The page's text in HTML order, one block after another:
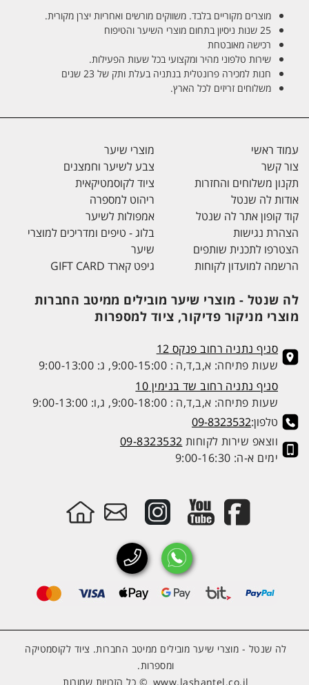
מוצרים מקוריים בלבד. משווקים מורשים ואחריות יצרן מקורית.
25 שנות ניסיון בתחום מוצרי השיער והטיפוח
רכישה מאובטחת
שירות טלפוני מהיר ומקצועי בכל שעות הפעילות.
חנות למכירה פרונטלית בנתניה בעלת ותק של 23 שנים
משלוחים זריזים לכל הארץ.
עמוד ראשי
צור קשר
תקנון משלוחים והחזרות
אודות לה שנטל
קוד קופון אתר לה שנטל
הצהרת נגישות
הצטרפו לתכנית שותפים
הרשמה למועדון לקוחות
מוצרי שיער
צבע לשיער וחמצנים
ציוד לקוסמטיקאית
ריהוט למספרה
אמפולות לשיער
בלוג - טיפים ומדריכים למוצרי
שיער
גיפט קארד GIFT CARD
לה שנטל - מוצרי שיער מובילים ממיטב החברות
מוצרי מניקור פדיקור, ציוד למספרות
סניף נתניה רחוב פנקס 12
שעות פתיחה: א,ב,ד,ה : 9:00-15:00, ג: 9:00-13:00
סניף נתניה רחוב שד בנימין 10
שעות פתיחה: א,ב,ד,ה : 9:00-18:00, ג,ו: 9:00-13:00
טלפון:09-8323532
ווצאפ שירות לקוחות 09-8323532
ימים א-ה: 9:00-16:30
לה שנטל - מוצרי שיער מובילים ממיטב החברות. ציוד לקוסמטיקה
ומספרות.
www.lashantel.co.il © כל הזכויות שמורות